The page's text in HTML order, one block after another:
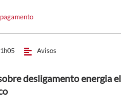
Avisos
desligamento energia